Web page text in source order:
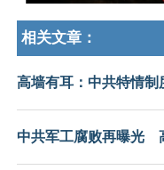
相关文章：
高墙有耳：中共特情制
中共军工腐败再曝光